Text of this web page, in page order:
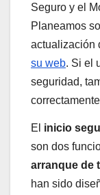
Seguro y el
Planeamos
actualización
su web. Si el
seguridad,
El inicio
son dos
arranque de
han sido